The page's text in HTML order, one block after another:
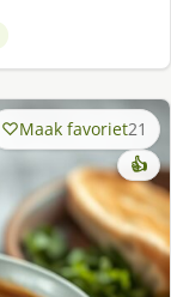
Maak favoriet21
👍